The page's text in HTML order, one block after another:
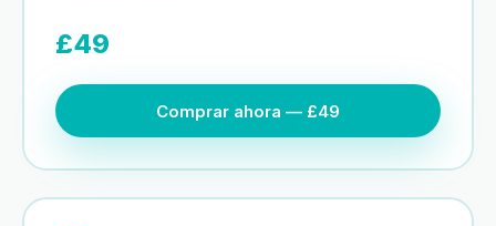
£49
Comprar ahora — £49